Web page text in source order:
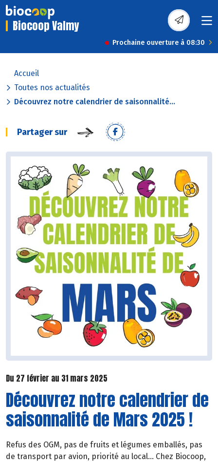
Biocoop Valmy
Prochaine ouverture à 08:30
Accueil
Toutes nos actualités
Découvrez notre calendrier de saisonnalité...
Partager sur
Du 27 février au 31 mars 2025
Découvrez notre calendrier de
saisonnalité de Mars 2025 !
Refus des OGM, pas de fruits et légumes emballés, pas
de transport par avion, priorité au local… Chez Biocoop,